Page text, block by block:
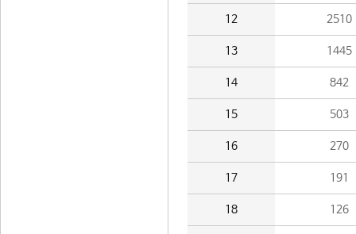
12 2510
13 1445
14 842
15 503
16 270
17 191
18 126